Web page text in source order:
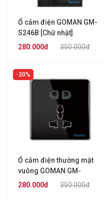
Ổ cắm điện GOMAN GM-
S246B [Chữ nhật]
350.000đ
280.000đ
20%
Ổ cắm điện thường mặt
vuông GOMAN GM-
S264EU
350.000đ
280.000đ